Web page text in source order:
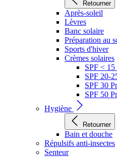
Retourner
Après-soleil
Lèvres
Banc solaire
Préparation au
Sports d'hiver
Crèmes solaires
SPF < 15
SPF 20-
SPF 30
SPF 50
Hygiène
Retourner
Bain et douche
Répulsifs anti-insectes
Senteur